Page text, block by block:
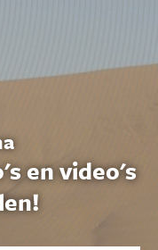
en video's